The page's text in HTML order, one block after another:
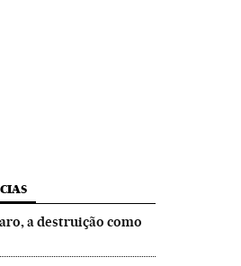
a destruição como